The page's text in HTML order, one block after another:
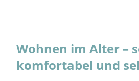
Wohnen im Alter –
komfortabel und